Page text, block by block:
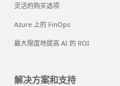
灵活的购买选项
Azure 上的 FinOps
最大限度地提高 AI 的 ROI
解决方案和支持